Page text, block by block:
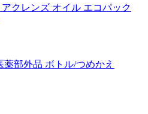
クレンズ オイル エコパック
部外品 ボトル/つめかえ